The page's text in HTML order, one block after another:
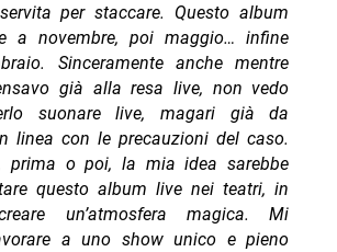
per staccare. Questo album
a novembre, poi maggio… infine
Sinceramente anche mentre
già alla resa live, non vedo
suonare live, magari già da
linea con le precauzioni del caso.
prima o poi, la mia idea sarebbe
questo album live nei teatri, in
un’atmosfera magica. Mi
a uno show unico e pieno